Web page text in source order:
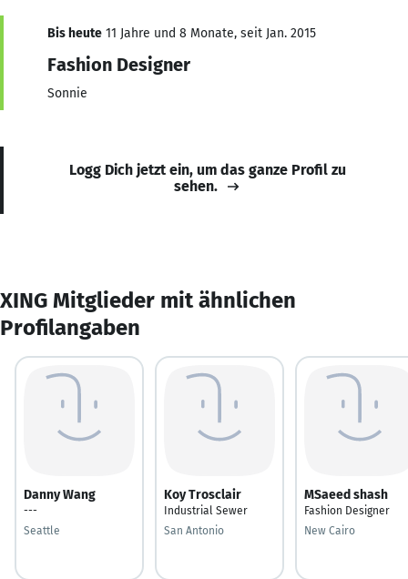
Bis heute 11 Jahre und 8 Monate, seit Jan. 2015
Fashion Designer
Sonnie
Logg Dich jetzt ein, um das ganze Profil zu
sehen.
XING Mitglieder mit ähnlichen
Profilangaben
Danny Wang
---
Seattle
Koy Trosclair
Industrial Sewer
San Antonio
MSaeed shash
Fashion Designer
New Cairo